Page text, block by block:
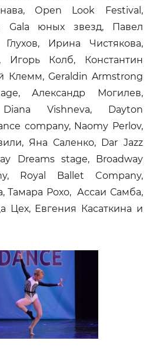
Оpen Look Festival,
Gala юных звезд, Павел
Ирина Чистякова,
Игорь Колб, Константин
Клемм, Geraldin Armstrong
Александр Могилев,
Vishneva, Dayton
company, Naomy Perlov,
Яна Саленко, Dar Jazz
Dreams stage, Broadway
Royal Ballet Company,
Тамара Рохо, Ассаи Самба,
Цех, Евгения Касаткина и